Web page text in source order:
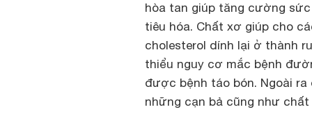
hòa tan giúp tăng cường
tiêu hóa. Chất xơ giúp cho
cholesterol dính lại ở thành
thiểu nguy cơ mắc bệnh
được bệnh táo bón. Ngoài
những cạn bả cũng như